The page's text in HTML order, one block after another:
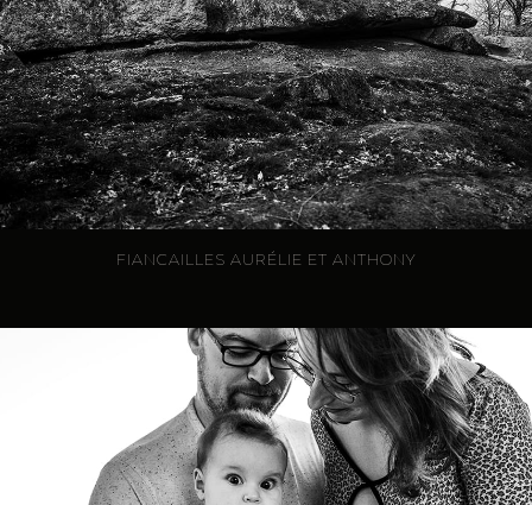
FIANCAILLES AURÉLIE ET ANTHONY